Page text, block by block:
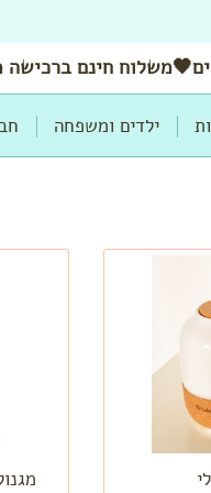
חינם ברכישה מעל 250 ₪ (לאחר מימוש
ילדים ומשפחה